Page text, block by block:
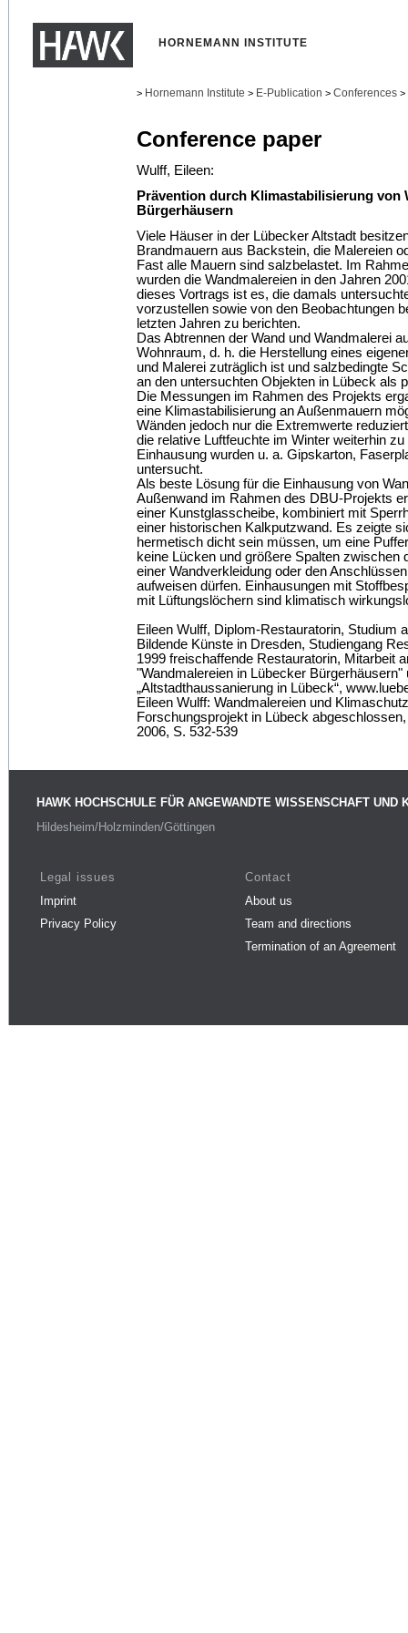
HORNEMANN INSTITUTE
> Hornemann Institute > E-Publication > Conferences >
Conference paper
Wulff, Eileen:
Prävention durch Klimastabilisierung von
Bürgerhäusern
Viele Häuser in der Lübecker Altstadt
Brandmauern aus Backstein, die Malereien
Fast alle Mauern sind salzbelastet. Im
wurden die Wandmalereien in den Jahren
dieses Vortrags ist es, die damals
vorzustellen sowie von den Beobachtungen
letzten Jahren zu berichten.
Das Abtrennen der Wand und Wandmalerei
Wohnraum, d. h. die Herstellung eines
und Malerei zuträglich ist und salzbedingte
an den untersuchten Objekten in Lübeck als
Die Messungen im Rahmen des Projekts
eine Klimastabilisierung an Außenmauern
Wänden jedoch nur die Extremwerte
die relative Luftfeuchte im Winter weiterhin
Einhausung wurden u. a. Gipskarton,
untersucht.
Als beste Lösung für die Einhausung von
Außenwand im Rahmen des DBU-Projekts
einer Kunstglasscheibe, kombiniert mit
einer historischen Kalkputzwand. Es zeigte
hermetisch dicht sein müssen, um eine
keine Lücken und größere Spalten zwischen
einer Wandverkleidung oder den
aufweisen dürfen. Einhausungen mit
mit Lüftungslöchern sind klimatisch
Eileen Wulff, Diplom-Restauratorin, Studium
Bildende Künste in Dresden, Studiengang
1999 freischaffende Restauratorin, Mitarbeit
"Wandmalereien in Lübecker
„Altstadthaussanierung in Lübeck“,
Eileen Wulff: Wandmalereien und
Forschungsprojekt in Lübeck
2006, S. 532-539
HAWK HOCHSCHULE FÜR ANGEWANDTE WISSENSCHAFT UND
Hildesheim/Holzminden/Göttingen
Legal issues
Imprint
Privacy Policy
Contact
About us
Team and directions
Termination of an Agreement